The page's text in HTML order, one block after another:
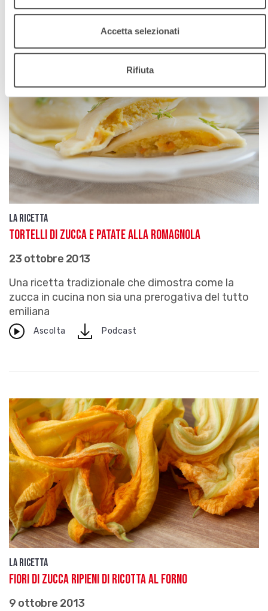
Accetta selezionati
Rifiuta
La ricetta
Tortelli di zucca e patate alla romagnola
23 ottobre 2013
Una ricetta tradizionale che dimostra come la
zucca in cucina non sia una prerogativa del tutto
emiliana
Ascolta downloadPodcast
La ricetta
Fiori di zucca ripieni di ricotta al forno
9 ottobre 2013